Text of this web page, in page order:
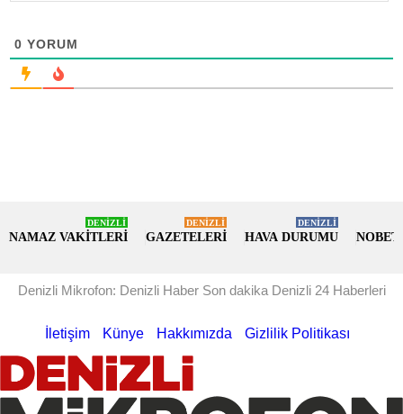
0 YORUM
NAMAZ VAKİTLERİ
DENİZLİ
GAZETELERİ
DENİZLİ
HAVA DURUMU
DENİZLİ
Denizli Mikrofon: Denizli Haber Son dakika Denizli 24 Haberleri
İletişim Künye Hakkımızda Gizlilik Politikası